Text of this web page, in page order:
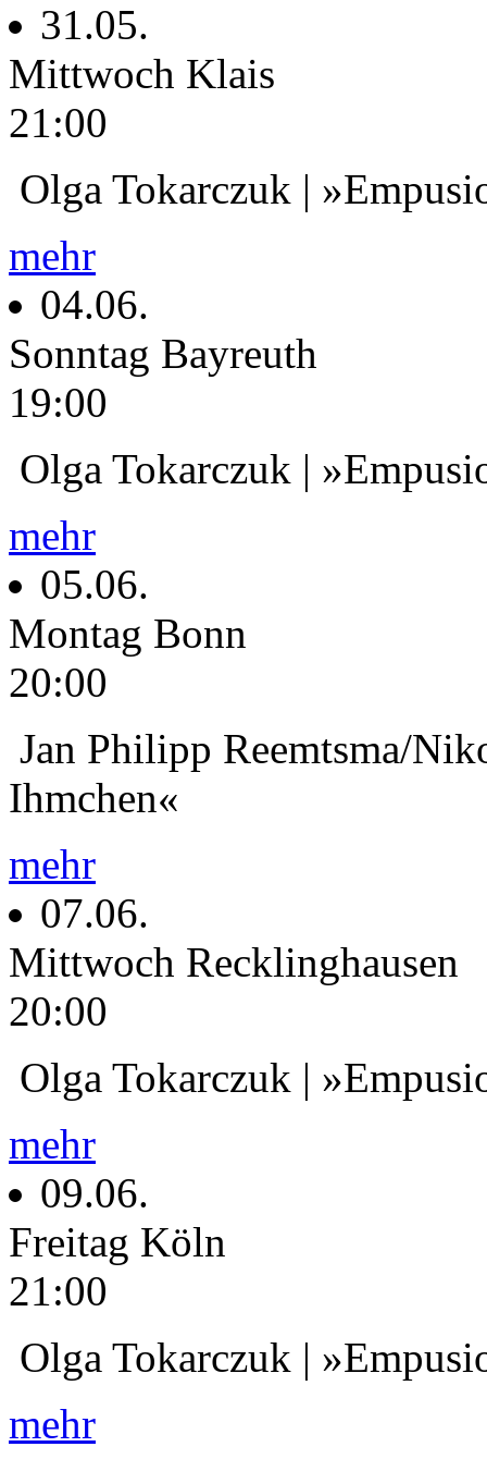
31.05.
Mittwoch Klais
21:00
Olga Tokarczuk |
mehr
04.06.
Sonntag Bayreuth
19:00
Olga Tokarczuk |
mehr
05.06.
Montag Bonn
20:00
Jan Philipp Reemtsma/
Ihmchen«
mehr
07.06.
Mittwoch Recklinghausen
20:00
Olga Tokarczuk |
mehr
09.06.
Freitag Köln
21:00
Olga Tokarczuk |
mehr